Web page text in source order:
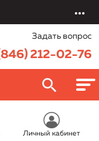
Задать вопрос
212-02-76
Личный кабинет